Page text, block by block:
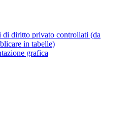
di diritto privato controllati (da
in tabelle)
grafica